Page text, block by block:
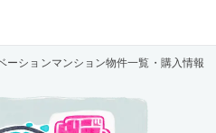
ーションマンション物件一覧・購入情報